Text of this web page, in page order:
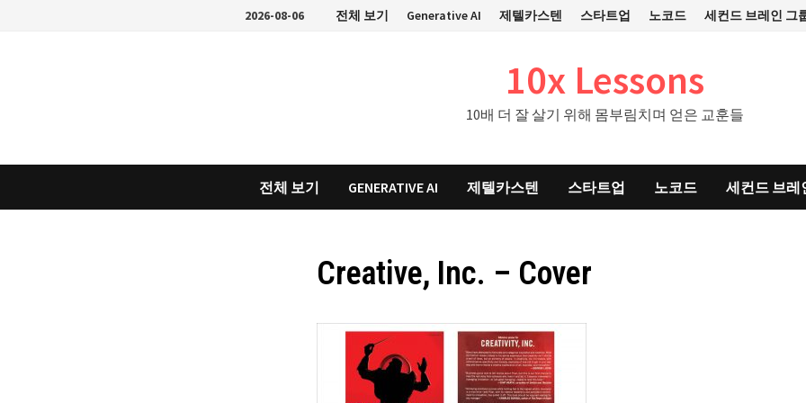
2026-08-06 전체 보기 Generative AI 제텔카스텐 스타트업 노코드 세컨드 브레인 그
10x Lessons
10배 더 잘 살기 위해 몸부림치며 얻은 교훈들
전체 보기 GENERATIVE AI 제텔카스텐 스타트업 노코드 세컨드 브레
Creative, Inc. – Cover